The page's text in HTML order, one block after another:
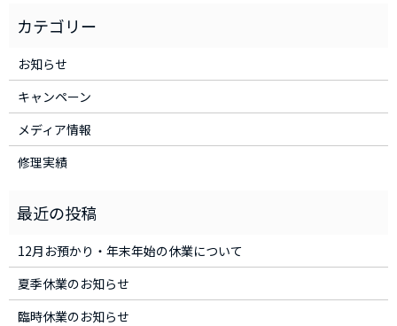
お知らせ
キャンペーン
メディア情報
修理実績
12月お預かり・年末年始の休業について
夏季休業のお知らせ
臨時休業のお知らせ